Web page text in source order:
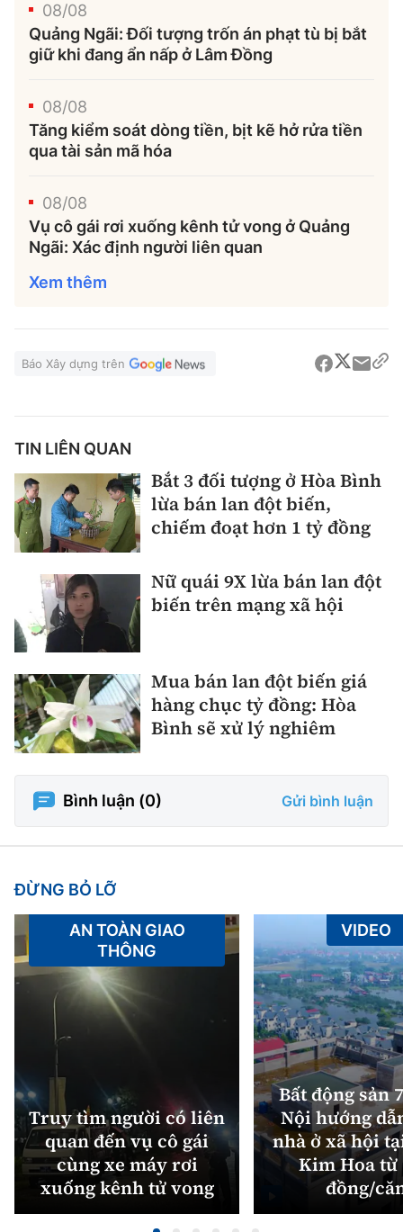
08/08
Quảng Ngãi: Đối tượng trốn án phạt tù bị bắt
giữ khi đang ẩn nấp ở Lâm Đồng
08/08
Tăng kiểm soát dòng tiền, bịt kẽ hở rửa tiền
qua tài sản mã hóa
08/08
Vụ cô gái rơi xuống kênh tử vong ở Quảng
Ngãi: Xác định người liên quan
Xem thêm
Báo Xây dựng trên
TIN LIÊN QUAN
Bắt 3 đối tượng ở Hòa Bình
lừa bán lan đột biến,
chiếm đoạt hơn 1 tỷ đồng
Nữ quái 9X lừa bán lan đột
biến trên mạng xã hội
Mua bán lan đột biến giá
hàng chục tỷ đồng: Hòa
Bình sẽ xử lý nghiêm
Bình luận (0) Gửi bình luận
ĐỪNG BỎ LỠ
Truy tìm người có liên
quan đến vụ cô gái
cùng xe máy rơi
xuống kênh tử vong
AN TOÀN GIAO
THÔNG
Bất động sản
Nội hướng
nhà ở xã hội
Kim Hoa từ
đồng/
VIDEO